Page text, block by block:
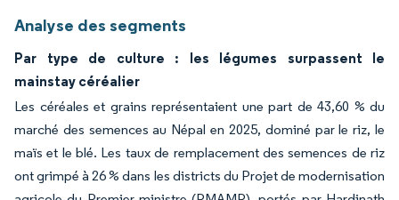
Analyse des segments
Par type de culture : les légumes surpassent le
mainstay céréalier
Les céréales et grains représentaient une part de 43,60 % du
marché des semences au Népal en 2025, dominé par le riz, le
maïs et le blé. Les taux de remplacement des semences de riz
ont grimpé à 26 % dans les districts du Projet de modernisation